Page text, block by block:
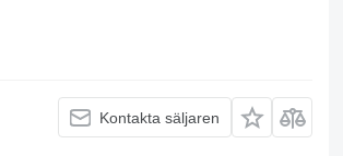
Kontakta säljaren